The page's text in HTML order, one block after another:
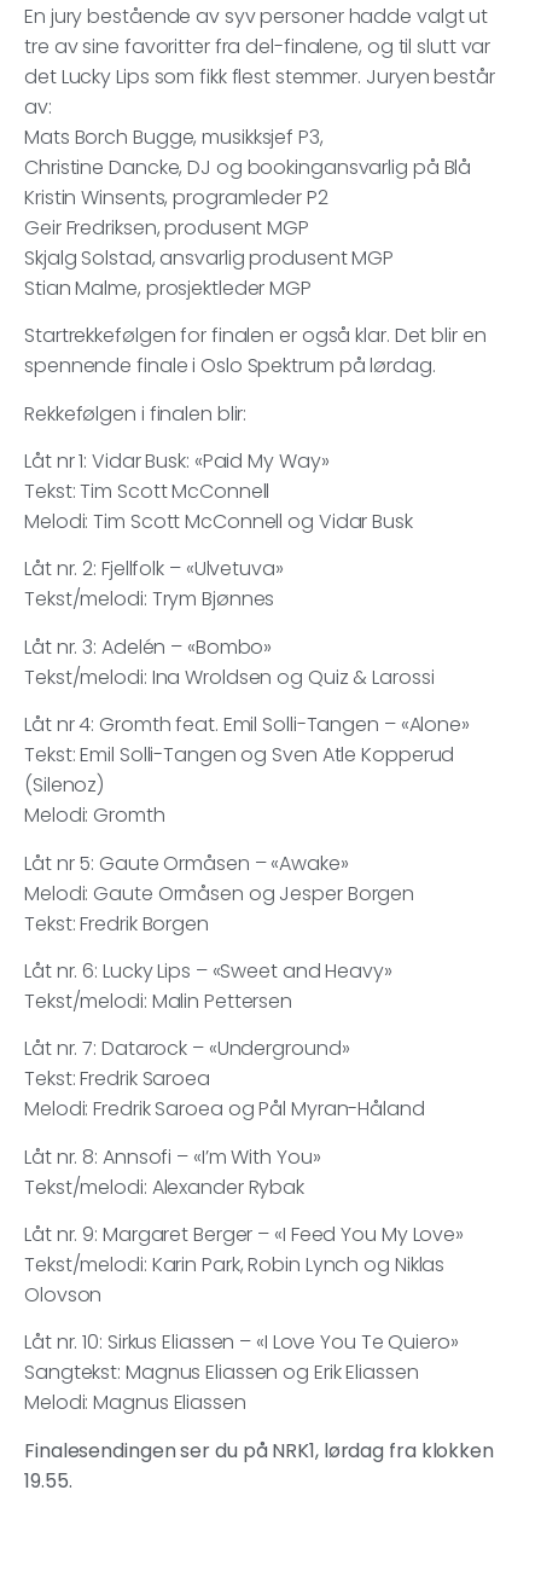
En jury bestående av syv personer hadde valgt ut
tre av sine favoritter fra del-finalene, og til slutt var
det Lucky Lips som fikk flest stemmer. Juryen består
av:
Mats Borch Bugge, musikksjef P3,
Christine Dancke, DJ og bookingansvarlig på Blå
Kristin Winsents, programleder P2
Geir Fredriksen, produsent MGP
Skjalg Solstad, ansvarlig produsent MGP
Stian Malme, prosjektleder MGP
Startrekkefølgen for finalen er også klar. Det blir en
spennende finale i Oslo Spektrum på lørdag.
Rekkefølgen i finalen blir:
Låt nr 1: Vidar Busk: «Paid My Way»
Tekst: Tim Scott McConnell
Melodi: Tim Scott McConnell og Vidar Busk
Låt nr. 2: Fjellfolk – «Ulvetuva»
Tekst/melodi: Trym Bjønnes
Låt nr. 3: Adelén – «Bombo»
Tekst/melodi: Ina Wroldsen og Quiz & Larossi
Låt nr 4: Gromth feat. Emil Solli-Tangen – «Alone»
Tekst: Emil Solli-Tangen og Sven Atle Kopperud
(Silenoz)
Melodi: Gromth
Låt nr 5: Gaute Ormåsen – «Awake»
Melodi: Gaute Ormåsen og Jesper Borgen
Tekst: Fredrik Borgen
Låt nr. 6: Lucky Lips – «Sweet and Heavy»
Tekst/melodi: Malin Pettersen
Låt nr. 7: Datarock – «Underground»
Tekst: Fredrik Saroea
Melodi: Fredrik Saroea og Pål Myran-Håland
Låt nr. 8: Annsofi – «I’m With You»
Tekst/melodi: Alexander Rybak
Låt nr. 9: Margaret Berger – «I Feed You My Love»
Tekst/melodi: Karin Park, Robin Lynch og Niklas
Olovson
Låt nr. 10: Sirkus Eliassen – «I Love You Te Quiero»
Sangtekst: Magnus Eliassen og Erik Eliassen
Melodi: Magnus Eliassen
Finalesendingen ser du på NRK1, lørdag fra klokken
19.55.